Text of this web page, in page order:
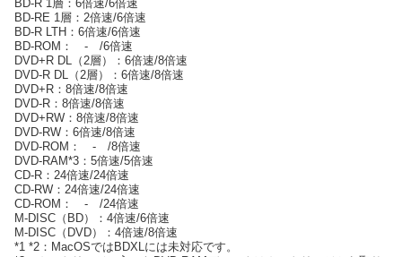
BD-R 1層：6倍速/6倍速
BD-RE 1層：2倍速/6倍速
BD-R LTH：6倍速/6倍速
BD-ROM： - /6倍速
DVD+R DL（2層）：6倍速/8倍速
DVD-R DL（2層）：6倍速/8倍速
DVD+R：8倍速/8倍速
DVD-R：8倍速/8倍速
DVD+RW：8倍速/8倍速
DVD-RW：6倍速/8倍速
DVD-ROM： - /8倍速
DVD-RAM*3：5倍速/5倍速
CD-R：24倍速/24倍速
CD-RW：24倍速/24倍速
CD-ROM： - /24倍速
M-DISC（BD）：4倍速/6倍速
M-DISC（DVD）：4倍速/8倍速
*1 *2：MacOSではBDXLには未対応です。